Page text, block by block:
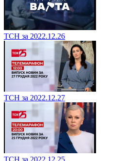
ТСН за 2022.12.26
ТСН за 2022.12.27
ТСН за 2022.12.25